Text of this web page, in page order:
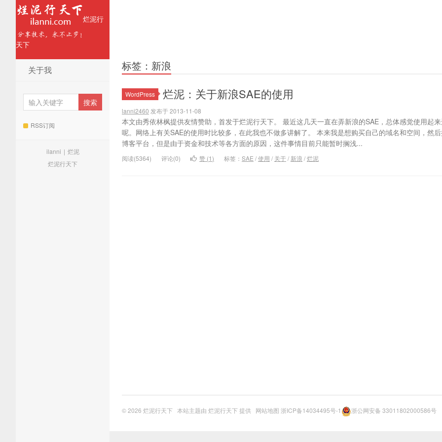
烂泥行
天下
关于我
RSS订阅
ilanni | 烂泥
烂泥行天下
标签：新浪
WordPress 烂泥：关于新浪SAE的使用
lanni2460 发布于 2013-11-08
本文由秀依林枫提供友情赞助，首发于烂泥行天下。 最近这几天一直在弄新浪的SAE，总体感觉使用起
呢。网络上有关SAE的使用时比较多，在此我也不做多讲解了。 本来我是想购买自己的域名和空间，然
博客平台，但是由于资金和技术等各方面的原因，这件事情目前只能暂时搁浅...
阅读(5364) 评论(0) 赞 (1) 标签： SAE /使用 / 关于/ 新浪 /烂泥
© 2026 烂泥行天下 本站主题由 烂泥行天下提供 网站地图 浙ICP备14034495号-1 浙公网安备 33011802000586号